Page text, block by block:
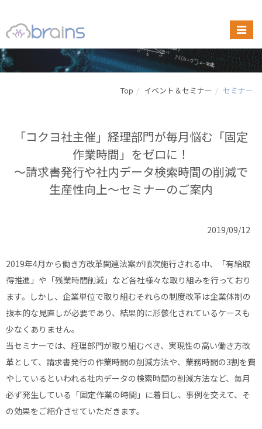
Top イベント＆セミナー セミナー
「コクヨ社主催」経理部門が毎月悩む「固定
作業時間」をゼロに！
～請求書発行や社内データ検索時間の削減で
生産性向上～セミナーのご案内
2019/09/12
2019年4月から働き方改革関連法案が順次施行される中、「有給取
得推進」や「残業時間削減」など各社様々な取り組みを行っており
ます。しかし、企業単位で取り組むそれらの制度改革は企業体制の
抜本的な見直しが必要であり、結果的に形骸化されているケースも
少なくありません。
当セミナーでは、経理部門が取り組むべき、実現性の高い働き方改
革として、請求書発行の作業時間の削減方法や、業務時間の3割を費
やしているといわれる社内データの検索時間の削減方法など、毎月
必ず発生している「固定作業の時間」に着目し、事例を交えて、そ
の効果をご紹介させていただきます。